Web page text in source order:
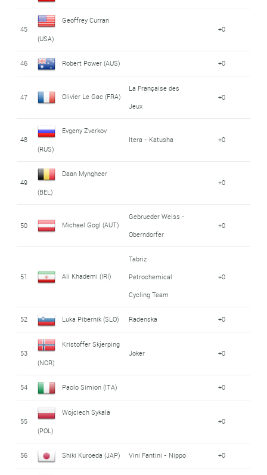
45
Geoffrey Curran
(USA)
+0
46 Robert Power (AUS) +0
47 Olivier Le Gac (FRA)
La Française des
Jeux
+0
48
Evgeny Zverkov
(RUS)
Itera - Katusha +0
49
Daan Myngheer
(BEL)
+0
50 Michael Gogl (AUT)
Gebrueder Weiss -
Oberndorfer
+0
51 Ali Khademi (IRI)
Tabriz
Petrochemical
Cycling Team
+0
52 Luka Pibernik (SLO) Radenska +0
53
Kristoffer Skjerping
(NOR)
Joker +0
54 Paolo Simion (ITA) +0
55
Wojciech Sykala
(POL)
+0
56 Shiki Kuroeda (JAP) Vini Fantini - Nippo +0